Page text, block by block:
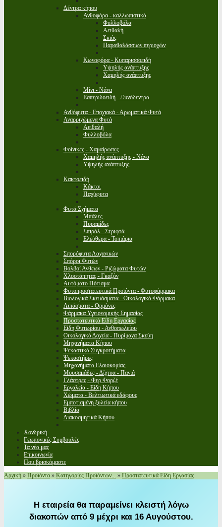
Δέντρα κήπου
Ανθοφόρα - καλλωπιστικά
Φυλλοβόλα
Αειθαλή
Σκιάς
Παραθαλάσσιων περιοχών
Κωνοφόρα - Κυπαρισσοειδή
Υψηλής ανάπτυξης
Χαμηλής ανάπτυξης
Μίνι - Νάνα
Εσπεριδοειδή - Ξυνόδεντρα
Ανθόφυτα - Εποχιακά - Αρωματικά Φυτά
Αναρριχώμενα Φυτά
Αειθαλή
Φυλλοβόλα
Φοίνικες - Χαμαίρωπες
Χαμηλής ανάπτυξης - Νάνα
Υψηλής ανάπτυξης
Κακτοειδή
Κάκτοι
Παχύφυτα
Φυτά Σχήματα
Μπάλες
Πυραμίδες
Σπιράλ - Στριφτά
Ελεύθερα - Τοπιάρια
Σπορόφυτα Λαχανικών
Σπόροι Φυτών
Βολβοί Ανθεων - Ριζώματα Φυτών
Χλοοτάπητας - Γκαζόν
Αυτόματο Πότισμα
Φυτοπροστατευτικά Προϊόντα - Φυτοφάρμακα
Βιολογικά Σκευάσματα - Οικολογικά Φάρμακα
Λιπάσματα - Ορμόνες
Φάρμακα Υγειονομικής Σημασίας
Προστατευτικά Είδη Εργασίας
Είδη Φυτωρίου - Ανθοπωλείου
Οικολογικά Δοχεία - Πυρίμαχα Σκεύη
Μηχανήματα Κήπου
Ψεκαστικά Συγκροτήματα
Ψεκαστήρες
Μηχανήματα Ελαιοκομίας
Μουσαμάδες - Δίχτυα - Πανιά
Γλάστρες - Φερ Φορζέ
Εργαλεία - Είδη Κήπου
Χώματα - Βελτιωτικά εδάφους
Εμποτισμένη ξυλεία κήπου
Βιβλία
Διακοσμητικά Κήπου
Χονδρική
Γεωπονικές Συμβουλές
Τα νέα μας
Επικοινωνία
Που βρισκόμαστε
Αρχική » Προϊόντα » Κατηγορίες Προϊόντων... » Προστατευτικά Είδη Εργασίας
Η εταιρεία θα παραμείνει κλειστή λόγω
διακοπών από 9 μέχρι και 16 Αυγούστου.